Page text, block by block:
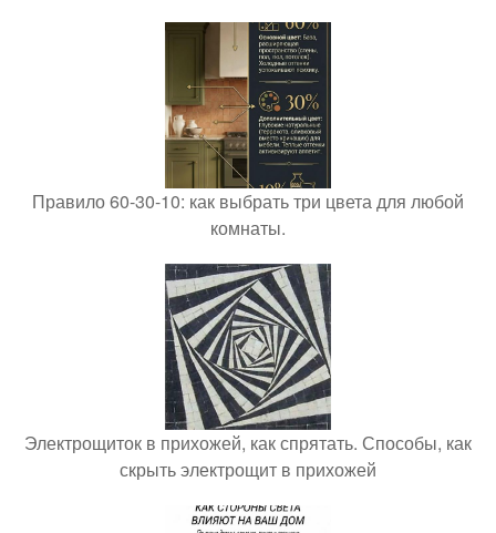
Правило 60-30-10: как выбрать три цвета для любой
комнаты.
Электрощиток в прихожей, как спрятать. Способы, как
скрыть электрощит в прихожей